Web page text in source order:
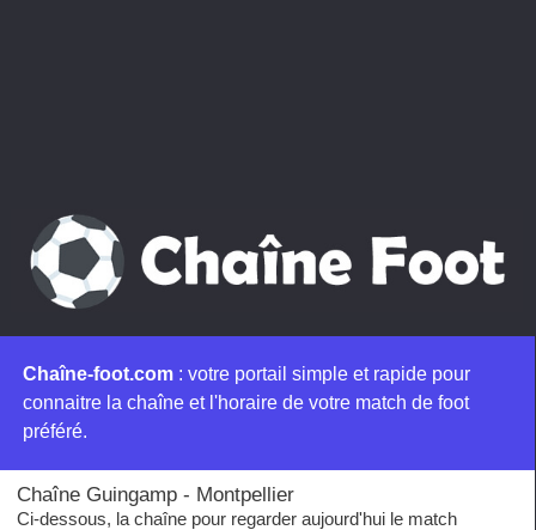
Chaîne-foot.com : votre portail simple et rapide pour
connaitre la chaîne et l'horaire de votre match de foot
préféré.
Chaîne Guingamp - Montpellier
Ci-dessous, la chaîne pour regarder aujourd'hui le match